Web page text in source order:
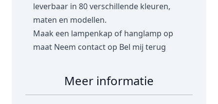
leverbaar in 80 verschillende kleuren,
maten en modellen.
Maak een lampenkap of hanglamp op
maat Neem contact op Bel mij terug
Meer informatie